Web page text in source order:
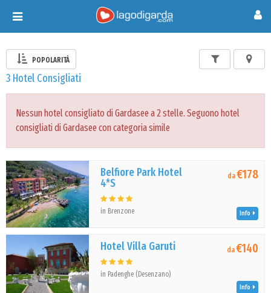
Toggle
navigation
POPOLARITÀ
3 Hotel Consigliati
Nessun hotel consigliato di Gardasee a 2 stelle. Seguono hotel
consigliati di Gardasee con categoria simile
Belfiore Park Hotel
4*S
in Brenzone
da€178
Info
Hotel Villa Garuti
in Padenghe (Desenzano)
da€140
Info